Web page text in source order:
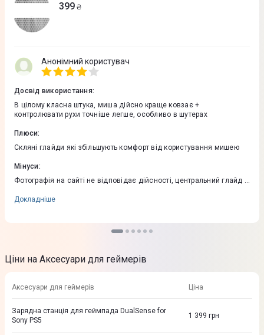
399 ₴
Анонімний користувач
Досвід використання:
В цілому класна штука, миша дійсно краще ковзає +
контролювати рухи точніше легше, особливо в шутерах
Плюси:
Скляні глайди які збільшують комфорт від користування мишею
Мінуси:
Фотографія на сайті не відповідає дійсності, центральний глайд в
Докладніше
Ціни на Аксесуари для геймерів
Аксесуари для геймерів Ціна
Зарядна станція для геймпада DualSense for
Sony PS5
1 399 грн